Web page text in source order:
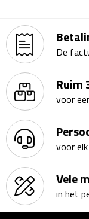
Thermosbekers
Drinkflessen
Opvouwbare
Drinkflessen met
Sportflessen
Thermosflessen
De
Ruim
voor
voor
Vele
in het